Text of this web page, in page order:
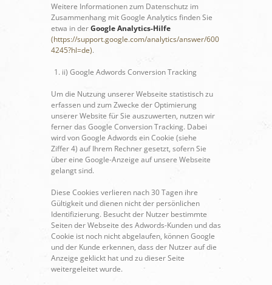
Weitere Informationen zum Datenschutz im
Zusammenhang mit Google Analytics finden Sie
etwa in derGoogle Analytics-Hilfe
(https://support.google.com/analytics/answer/600
4245?hl=de).
ii) Google Adwords Conversion Tracking
Um die Nutzung unserer Webseite statistisch zu
erfassen und zum Zwecke der Optimierung
unserer Website für Sie auszuwerten, nutzen wir
ferner das Google Conversion Tracking. Dabei
wird von Google Adwords ein Cookie (siehe
Ziffer 4) auf Ihrem Rechner gesetzt, sofern Sie
über eine Google-Anzeige auf unsere Webseite
gelangt sind.
Diese Cookies verlieren nach 30 Tagen ihre
Gültigkeit und dienen nicht der persönlichen
Identifizierung. Besucht der Nutzer bestimmte
Seiten der Webseite des Adwords-Kunden und das
Cookie ist noch nicht abgelaufen, können Google
und der Kunde erkennen, dass der Nutzer auf die
Anzeige geklickt hat und zu dieser Seite
weitergeleitet wurde.